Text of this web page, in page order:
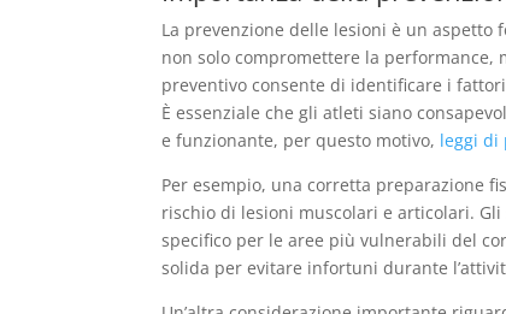
La prevenzione delle lesioni è un
non solo compromettere la performance,
preventivo consente di identificare i
È essenziale che gli atleti siano
e funzionante, per questo motivo, leggi di
Per esempio, una corretta preparazione
rischio di lesioni muscolari e articolari.
specifico per le aree più vulnerabili del
solida per evitare infortuni durante